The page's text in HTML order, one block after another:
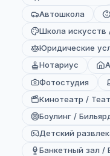
Автошкола
Школа искусств
Юридические
Нотариус
Фотостудия
Кинотеатр /
Боулинг /
Детский
Банкетный зал /